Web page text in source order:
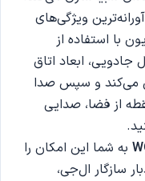
ویژگی‌های
با استفاده از
ابعاد اتاق
می‌کند و سپس صدا
از فضا، صدایی
به شما این امکان را
سازگار ال‌جی،